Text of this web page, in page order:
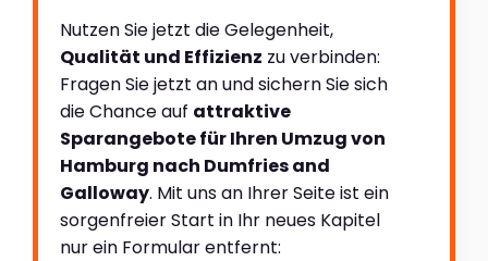
Nutzen Sie jetzt die Gelegenheit,
Qualität und Effizienz zu verbinden:
Fragen Sie jetzt an und sichern Sie sich
die Chance auf attraktive
Sparangebote für Ihren Umzug von
Hamburg nach Dumfries and
Galloway. Mit uns an Ihrer Seite ist ein
sorgenfreier Start in Ihr neues Kapitel
nur ein Formular entfernt: